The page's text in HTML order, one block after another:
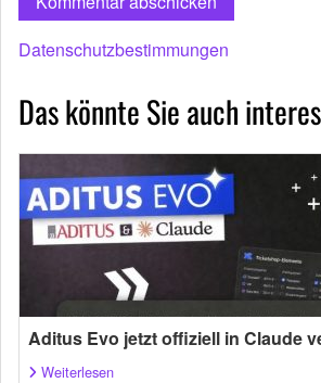
Datenschutzbestimmungen
Das könnte Sie auch
Aditus Evo jetzt offiziell in Claude
Weiterlesen